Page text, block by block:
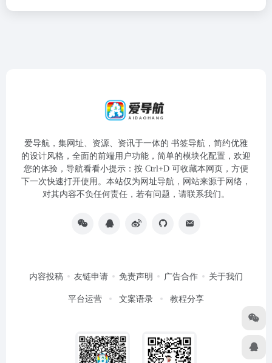
爱导航，集网址、资源、资讯于一体的 书签导航，简约优雅
的设计风格，全面的前端用户功能，简单的模块化配置，欢迎
您的体验，导航看看小提示：按 Ctrl+D 可收藏本网页，方便
下一次快速打开使用。本站仅为网址导航，网站来源于网络，
对其内容不负任何责任，若有问题，请联系我们。
内容投稿 友链申请 免责声明 广告合作 关于我们
平台运营 文案语录 教程分享